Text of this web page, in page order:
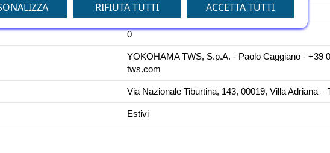
0
0
YOKOHAMA TWS, S.p.A. - Paolo Caggiano - +39
tws.com
Via Nazionale Tiburtina, 143, 00019, Villa Adriana –
Estivi
RIFIUTA TUTTI ACCETTA TUTTI